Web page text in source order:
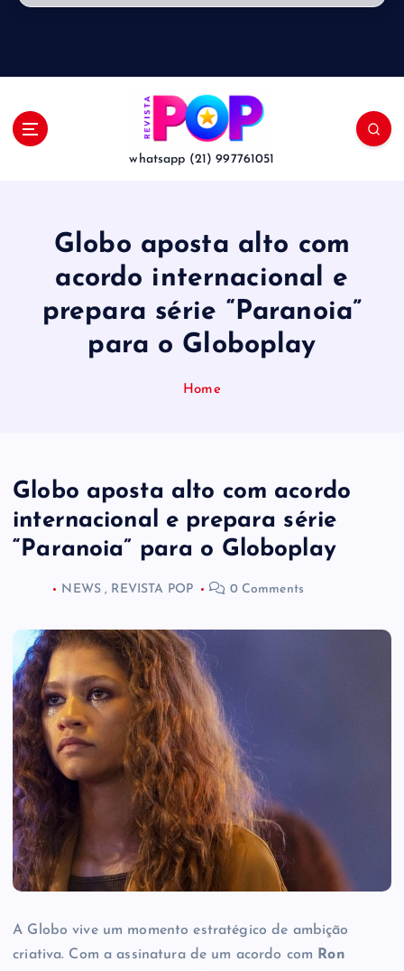
whatsapp (21) 997761051
Globo aposta alto com
acordo internacional e
prepara série “Paranoia”
para o Globoplay
Home
Globo aposta alto com acordo
internacional e prepara série
“Paranoia” para o Globoplay
NEWS, REVISTA POP 0 Comments
A Globo vive um momento estratégico de ambição
criativa. Com a assinatura de um acordo com Ron